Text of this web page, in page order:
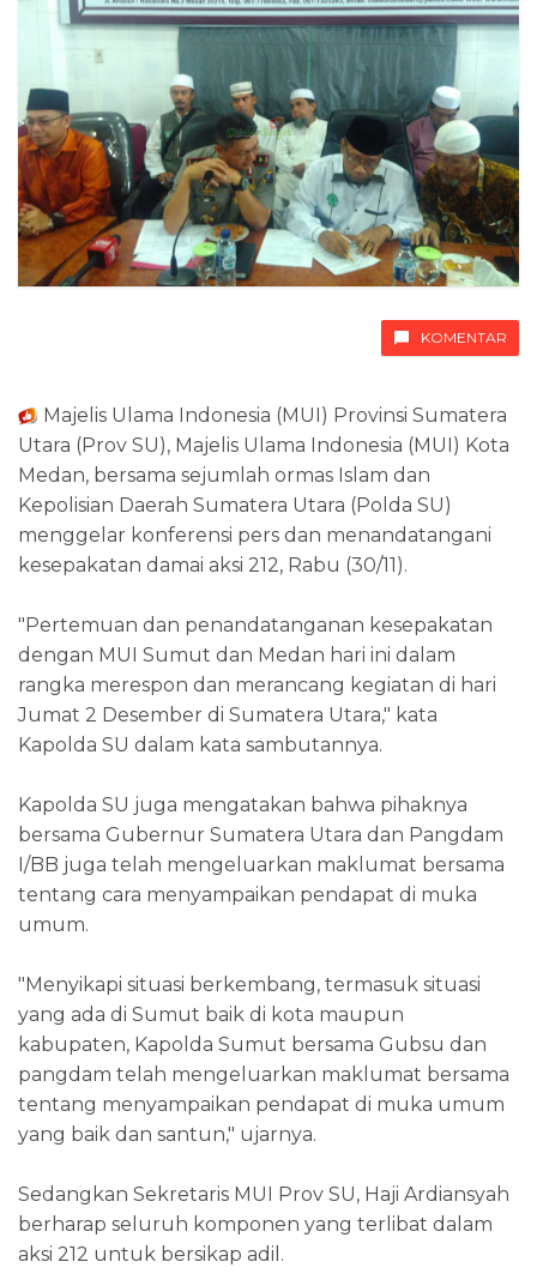
KOMENTAR
Majelis Ulama Indonesia (MUI) Provinsi Sumatera
Utara (Prov SU), Majelis Ulama Indonesia (MUI) Kota
Medan, bersama sejumlah ormas Islam dan
Kepolisian Daerah Sumatera Utara (Polda SU)
menggelar konferensi pers dan menandatangani
kesepakatan damai aksi 212, Rabu (30/11).
"Pertemuan dan penandatanganan kesepakatan
dengan MUI Sumut dan Medan hari ini dalam
rangka merespon dan merancang kegiatan di hari
Jumat 2 Desember di Sumatera Utara," kata
Kapolda SU dalam kata sambutannya.
Kapolda SU juga mengatakan bahwa pihaknya
bersama Gubernur Sumatera Utara dan Pangdam
I/BB juga telah mengeluarkan maklumat bersama
tentang cara menyampaikan pendapat di muka
umum.
"Menyikapi situasi berkembang, termasuk situasi
yang ada di Sumut baik di kota maupun
kabupaten, Kapolda Sumut bersama Gubsu dan
pangdam telah mengeluarkan maklumat bersama
tentang menyampaikan pendapat di muka umum
yang baik dan santun," ujarnya.
Sedangkan Sekretaris MUI Prov SU, Haji Ardiansyah
berharap seluruh komponen yang terlibat dalam
aksi 212 untuk bersikap adil.